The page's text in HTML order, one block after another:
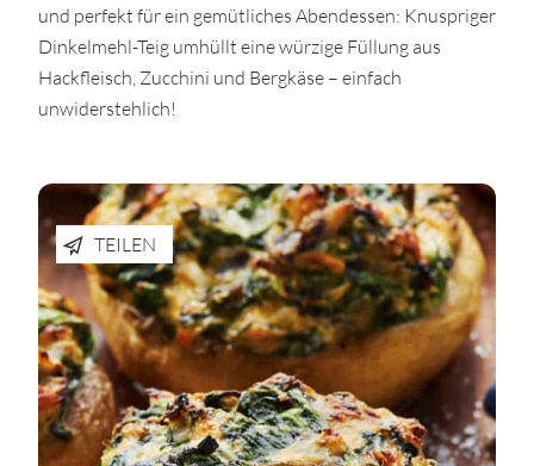
und perfekt für ein gemütliches Abendessen: Knuspriger
Dinkelmehl-Teig umhüllt eine würzige Füllung aus
Hackfleisch, Zucchini und Bergkäse – einfach
unwiderstehlich!
TEILEN